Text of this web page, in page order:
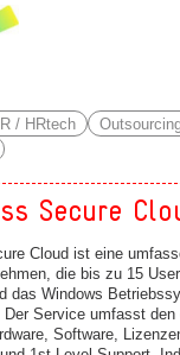
/ HRtech
Secure
Cloud ist eine
die bis zu 15
das Windows
Service umfasst
Software,